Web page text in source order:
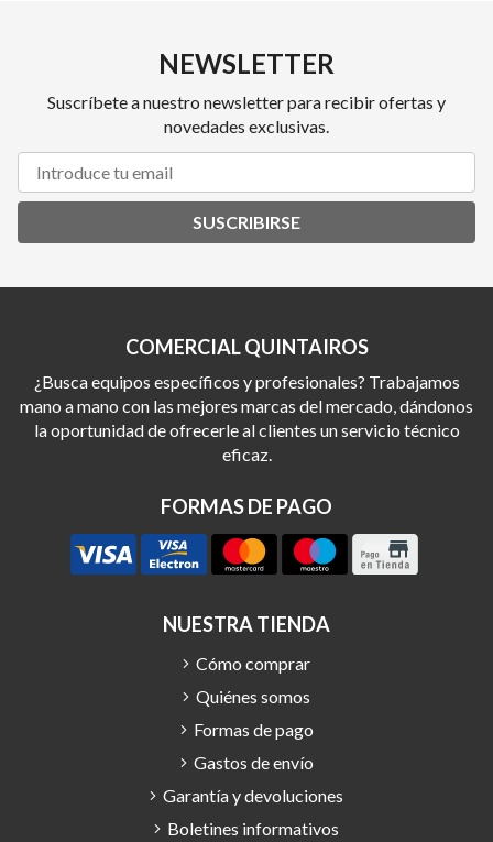
NEWSLETTER
Suscríbete a nuestro newsletter para recibir ofertas y
novedades exclusivas.
SUSCRIBIRSE
COMERCIAL QUINTAIROS
¿Busca equipos específicos y profesionales? Trabajamos
mano a mano con las mejores marcas del mercado, dándonos
la oportunidad de ofrecerle al clientes un servicio técnico
eficaz.
FORMAS DE PAGO
NUESTRA TIENDA
Cómo comprar
Quiénes somos
Formas de pago
Gastos de envío
Garantía y devoluciones
Boletines informativos